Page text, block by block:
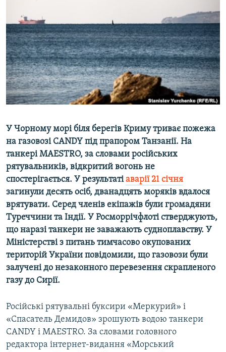
ДЕПОРТАЦІЯ
ВІДЕОУРОКИ «ELIFBE»
СВІДЧЕННЯ ОКУПАЦІЇ
УКРАЇНСЬКА ПРОБЛЕМА КРИМУ
ІНФОГРАФІКА
ЯК ОБІЙТИ БЛОКУВАННЯ
Русский
Qırımtatar
ДОЛУЧАЙСЯ!
Усі сайти RFE/RL
У Чорному морі біля берегів Криму триває пожежа
на газовозі CANDY під прапором Танзанії. На
танкері MAESTRO, за словами російських
рятувальників, відкритий вогонь не
спостерігається. У результатіаварії 21 січня
загинули десять осіб, дванадцять моряків вдалося
врятувати. Серед членів екіпажів були громадяни
Туреччини та Індії. У Росморрічфлоті стверджують,
що наразі танкери не заважають судноплавству. У
Міністерстві з питань тимчасово окупованих
територій України повідомили, що газовози були
залучені до незаконного перевезення скрапленого
газу до Сирії.
Російські рятувальні буксири «Меркурий» і
«Спасатель Демидов» зрошують водою танкери
CANDY і MAESTRO. За словами головного
редактора інтернет-видання «Морський